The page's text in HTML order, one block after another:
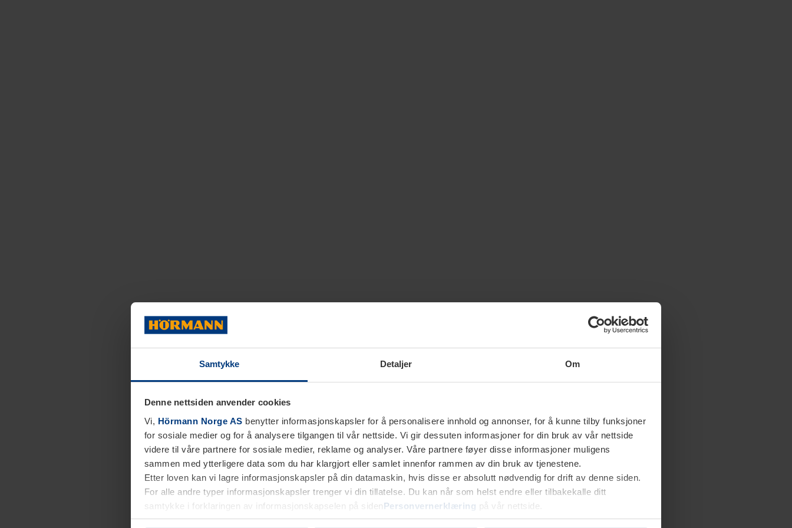
Samtykke Detaljer Om
Denne nettsiden anvender cookies
Vi, Hörmann Norge AS benytter informasjonskapsler for å personalisere innhold og annonser, for å kunne tilby funksjoner
for sosiale medier og for å analysere tilgangen til vår nettside. Vi gir dessuten informasjoner for din bruk av vår nettside
videre til våre partnere for sosiale medier, reklame og analyser. Våre partnere føyer disse informasjoner muligens
sammen med ytterligere data som du har klargjort eller samlet innenfor rammen av din bruk av tjenestene.
Etter loven kan vi lagre informasjonskapsler på din datamaskin, hvis disse er absolutt nødvendig for drift av denne siden.
For alle andre typer informasjonskapsler trenger vi din tillatelse. Du kan når som helst endre eller tilbakekalle ditt
samtykke i forklaringen av informasjonskapselen på sidenPersonvernerklæring på vår nettside.